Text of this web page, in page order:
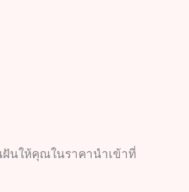
ฝันให้คุณในราคานำเข้าที่